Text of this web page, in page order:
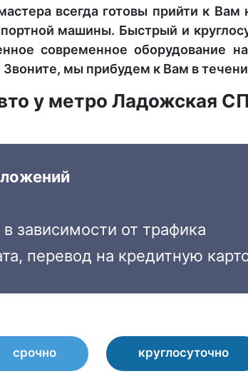
всегда готовы прийти к
машины. Быстрый и
современное оборудование
мы прибудем к Вам в
у метро Ладожская
зависимости от трафика
перевод на кредитную
срочно круглосуточно